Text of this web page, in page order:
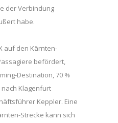
der Verbindung
habe.
auf den Kärnten-
befördert,
Destination, 70 %
Klagenfurt
Keppler. Eine
Strecke kann sich